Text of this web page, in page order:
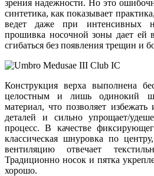
зрения надежности. Но это
синтетика, как показывает
ведет даже при интенсивных
прошивка носочной зоны дает ей
сгибаться без появления трещин и
Конструкция верха выполнена
целостным и лишь одинокий
материал, что позволяет избежать
деталей и сильно упрощает/
процесс. В качестве
классическая шнуровка по
вентиляцию отвечает
Традиционно носок и пятка
хорошо.